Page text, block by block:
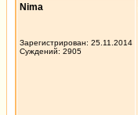
Nima
Зарегистрирован: 25.11.2014
Суждений: 2905